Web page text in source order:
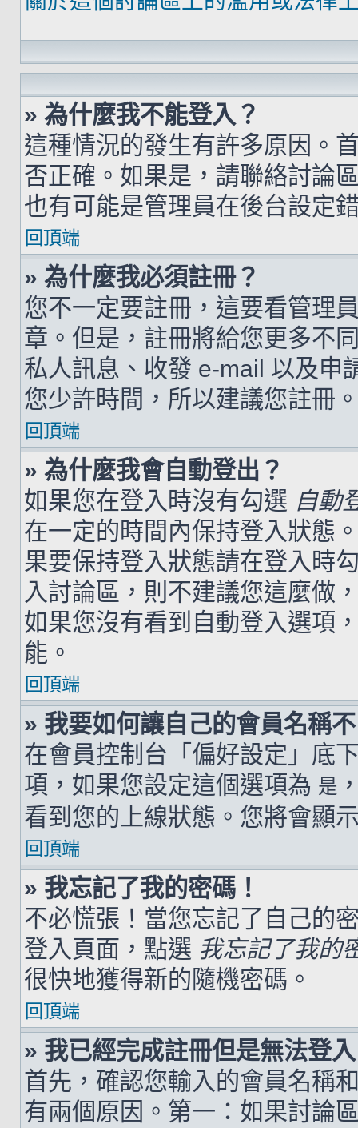
» 為什麼我不能登入？
這種情況的發生有許多原因。
否正確。如果是，請聯絡討論
也有可能是管理員在後台設定
回頂端
» 為什麼我必須註冊？
您不一定要註冊，這要看管理
章。但是，註冊將給您更多不
私人訊息、收發 e-mail 以及申
您少許時間，所以建議您註冊
回頂端
» 為什麼我會自動登出？
如果您在登入時沒有勾選 自動
在一定的時間內保持登入狀態
果要保持登入狀態請在登入時
入討論區，則不建議您這麼做
如果您沒有看到自動登入選項
能。
回頂端
» 我要如何讓自己的會員名稱
在會員控制台「偏好設定」底
項，如果您設定這個選項為 是
看到您的上線狀態。您將會顯
回頂端
» 我忘記了我的密碼！
不必慌張！當您忘記了自己的
登入頁面，點選 我忘記了我的
很快地獲得新的隨機密碼。
回頂端
» 我已經完成註冊但是無法登
首先，確認您輸入的會員名稱
有兩個原因。第一：如果討論